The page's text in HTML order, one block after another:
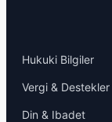
Hukuki Bilgiler
Vergi & Destekler
Din & Ibadet